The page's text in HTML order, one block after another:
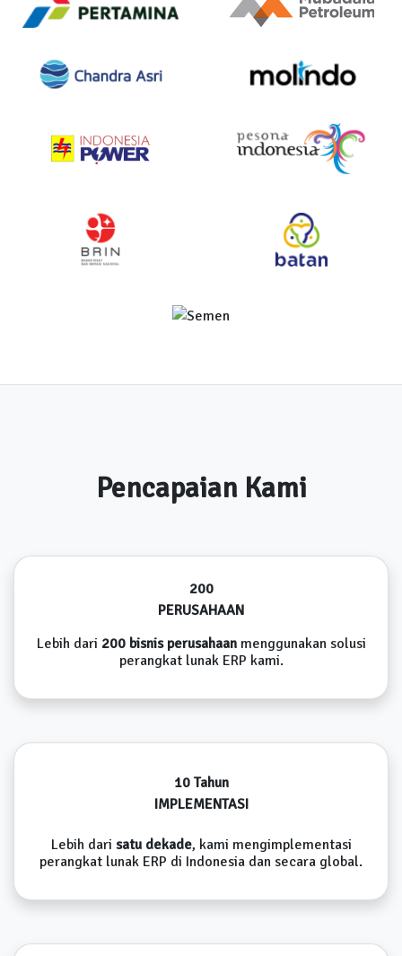
Pencapaian Kami
200
PERUSAHAAN
Lebih dari 200 bisnis perusahaanmenggunakan solusi
perangkat lunak ERP kami.
10 Tahun
IMPLEMENTASI
Lebih dari satu dekade, kami mengimplementasi
perangkat lunak ERP di Indonesia dan secara global.